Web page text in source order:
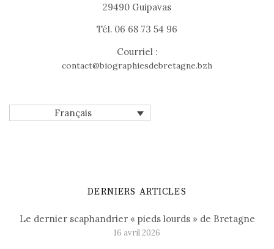
29490 Guipavas
Tél. 06 68 73 54 96
Courriel :
contact@biographiesdebretagne.bzh
Français
DERNIERS ARTICLES
Le dernier scaphandrier « pieds lourds » de Bretagne
16 avril 2026